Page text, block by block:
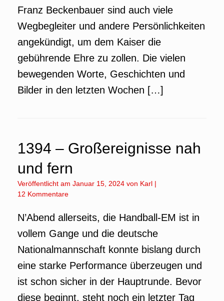
Franz Beckenbauer sind auch viele
Wegbegleiter und andere Persönlichkeiten
angekündigt, um dem Kaiser die
gebührende Ehre zu zollen. Die vielen
bewegenden Worte, Geschichten und
Bilder in den letzten Wochen […]
1394 – Großereignisse nah
und fern
Veröffentlicht am Januar 15, 2024 von Karl |
12 Kommentare
N’Abend allerseits, die Handball-EM ist in
vollem Gange und die deutsche
Nationalmannschaft konnte bislang durch
eine starke Performance überzeugen und
ist schon sicher in der Hauptrunde. Bevor
diese beginnt, steht noch ein letzter Tag